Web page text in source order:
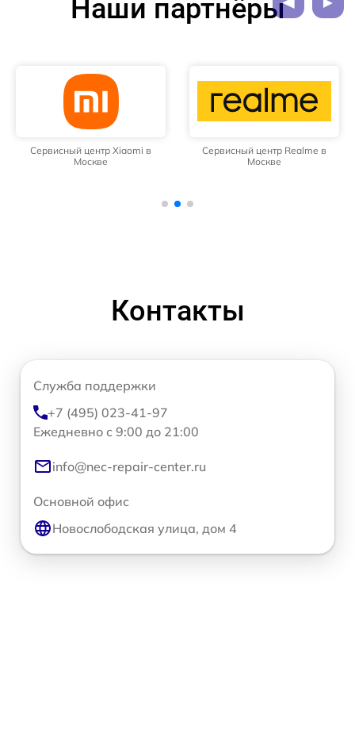
Наши партнёры
Сервисный центр Xiaomi в
Москве
Сервисный центр Realme в
Москве
Контакты
Служба поддержки
+7 (495) 023-41-97
Ежедневно с 9:00 до 21:00
info@nec-repair-center.ru
Основной офис
Новослободская улица, дом 4